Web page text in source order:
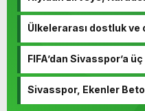
Ülkelerarası dostluk ve
FIFA’dan Sivasspor’a
Sivasspor, Ekenler